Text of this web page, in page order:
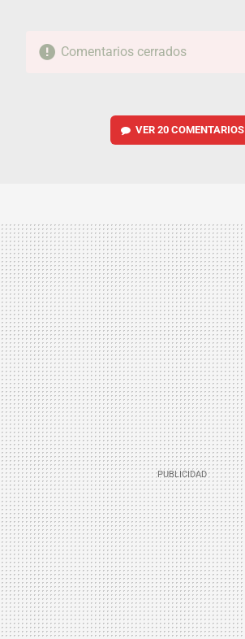
Comentarios cerrados
VER 20 COMENTARIOS